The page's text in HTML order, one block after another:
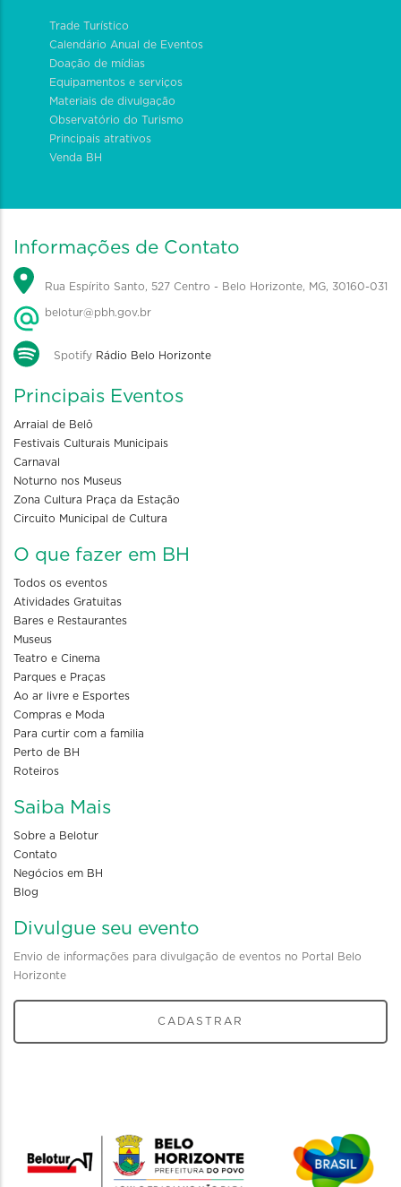
Trade Turístico
Calendário Anual de Eventos
Doação de mídias
Equipamentos e serviços
Materiais de divulgação
Observatório do Turismo
Principais atrativos
Venda BH
Informações de Contato
Rua Espírito Santo, 527 Centro - Belo Horizonte, MG, 30160-031
belotur@pbh.gov.br
Spotify Rádio Belo Horizonte
Principais Eventos
Arraial de Belô
Festivais Culturais Municipais
Carnaval
Noturno nos Museus
Zona Cultura Praça da Estação
Circuito Municipal de Cultura
O que fazer em BH
Todos os eventos
Atividades Gratuitas
Bares e Restaurantes
Museus
Teatro e Cinema
Parques e Praças
Ao ar livre e Esportes
Compras e Moda
Para curtir com a familia
Perto de BH
Roteiros
Saiba Mais
Sobre a Belotur
Contato
Negócios em BH
Blog
Divulgue seu evento
Envio de informações para divulgação de eventos no Portal Belo
Horizonte
CADASTRAR